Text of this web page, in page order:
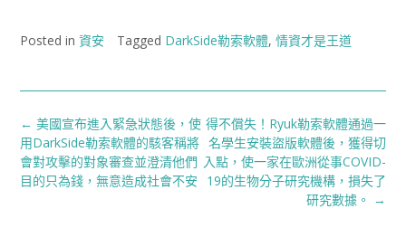
Posted in 資安 Tagged DarkSide勒索軟體, 情資才是王道
Post
navigation
得不償失！Ryuk勒索軟體通過一
名學生安裝盜版軟體後，獲得切
入點，使一家在歐洲從事COVID-
19的生物分子研究機構，損失了
研究數據。 →
← 美國宣布進入緊急狀態後，使
用DarkSide勒索軟體的駭客稱將
會對攻擊的對象審查並澄清他們
目的只為錢，無意造成社會不安